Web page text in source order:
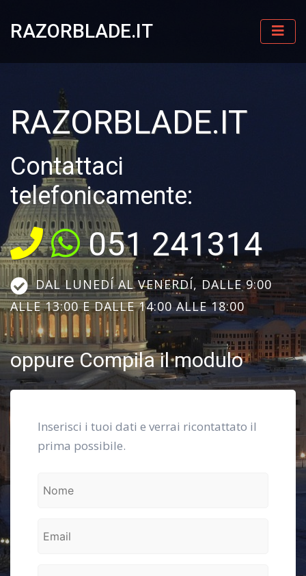
RAZORBLADE.IT
RAZORBLADE.IT
Contattaci
telefonicamente:
051 241314
DAL LUNEDÍ AL VENERDÍ, DALLE 9:00
ALLE 13:00 E DALLE 14:00 ALLE 18:00
oppure Compila il modulo
Inserisci i tuoi dati e verrai ricontattato il
prima possibile.